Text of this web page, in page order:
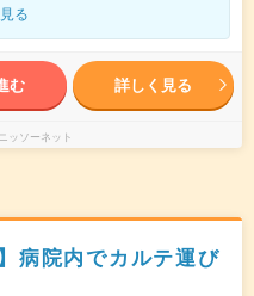
る
む 詳しく見る
ッソーネット
病院内でカルテ運び